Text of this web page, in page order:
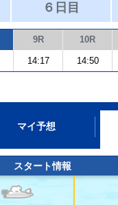
６日目
9R 10R
14:17 14:50
マイ予想
スタート情報